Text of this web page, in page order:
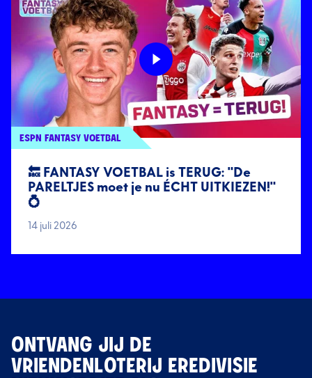
ESPN FANTASY VOETBAL
🔙 FANTASY VOETBAL is TERUG: "De
PARELTJES moet je nu ÉCHT UITKIEZEN!"
💍
14 juli 2026
ONTVANG JIJ DE
VRIENDENLOTERIJ EREDIVISIE